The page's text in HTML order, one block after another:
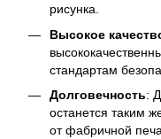
рисунка.
Высокое
стандартам
Долговечность:
останется таким
от фабричной